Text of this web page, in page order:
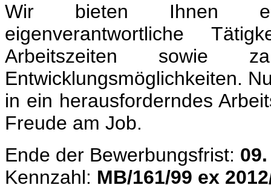
Wir bieten Ihnen
eigenverantwortliche
Arbeitszeiten sowie
Entwicklungsmöglichkeiten.
in ein herausforderndes
Freude am Job.
Ende der Bewerbungsfrist:
Kennzahl: MB/161/99 ex